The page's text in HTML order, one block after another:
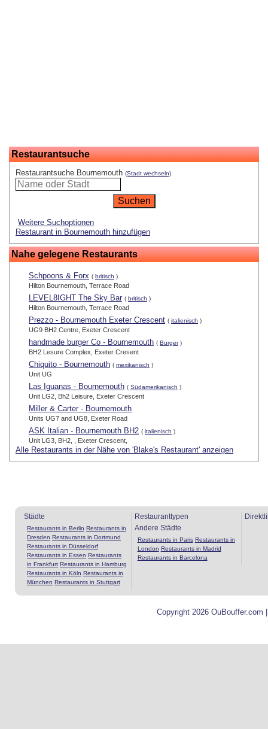
Restaurantsuche
Restaurantsuche Bournemouth (Stadt wechseln)
Weitere Suchoptionen
Restaurant in Bournemouth hinzufügen
Nahe gelegene Restaurants
Schpoons & Forx ( britisch )
Hilton Bournemouth, Terrace Road
LEVEL8IGHT The Sky Bar ( britisch )
Hilton Bournemouth, Terrace Road
Prezzo - Bournemouth Exeter Crescent ( italienisch )
UG9 BH2 Centre, Exeter Crescent
handmade burger Co - Bournemouth ( Burger)
BH2 Lesure Complex, Exeter Cresent
Chiquito - Bournemouth ( mexikanisch )
Unit UG
Las Iguanas - Bournemouth ( Südamerikanisch )
Unit LG2, Bh2 Leisure, Exeter Crescent
Miller & Carter - Bournemouth
Units UG7 and UG8, Exeter Road
ASK Italian - Bournemouth BH2 ( italienisch )
Unit LG3, BH2, , Exeter Crescent,
Alle Restaurants in der Nähe von 'Blake's Restaurant' anzeigen
Städte
Restaurants in Berlin Restaurants in
Dresden Restaurants in Dortmund
Restaurants in Düsseldorf
Restaurants in Essen Restaurants
in Frankfurt Restaurants in Hamburg
Restaurants in Köln Restaurants in
München Restaurants in Stuttgart
Restauranttypen
Andere Städte
Restaurants in Paris Restaurants in
London Restaurants in Madrid
Restaurants in Barcelona
Copyright 2026 OuBouffer.com